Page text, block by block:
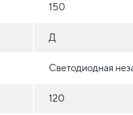
150
Д
Светодиодная
120